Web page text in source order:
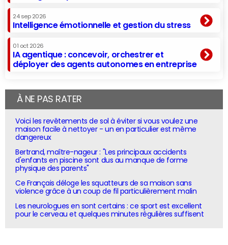
24 sep 2026
Intelligence émotionnelle et gestion du stress
01 oct 2026
IA agentique : concevoir, orchestrer et
déployer des agents autonomes en entreprise
À NE PAS RATER
Voici les revêtements de sol à éviter si vous voulez une
maison facile à nettoyer - un en particulier est même
dangereux
Bertrand, maître-nageur : "Les principaux accidents
d'enfants en piscine sont dus au manque de forme
physique des parents"
Ce Français déloge les squatteurs de sa maison sans
violence grâce à un coup de fil particulièrement malin
Les neurologues en sont certains : ce sport est excellent
pour le cerveau et quelques minutes régulières suffisent